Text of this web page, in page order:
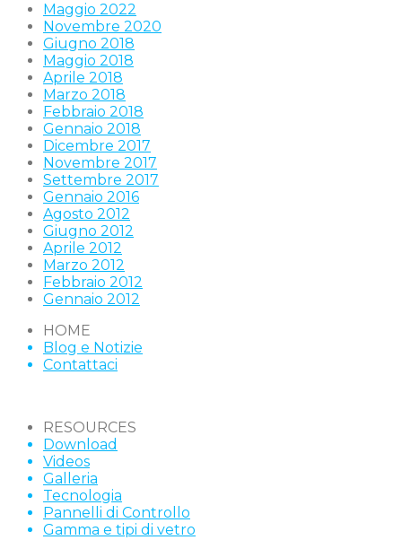
Maggio 2022
Novembre 2020
Giugno 2018
Maggio 2018
Aprile 2018
Marzo 2018
Febbraio 2018
Gennaio 2018
Dicembre 2017
Novembre 2017
Settembre 2017
Gennaio 2016
Agosto 2012
Giugno 2012
Aprile 2012
Marzo 2012
Febbraio 2012
Gennaio 2012
HOME
Blog e Notizie
Contattaci
RESOURCES
Download
Videos
Galleria
Tecnologia
Pannelli di Controllo
Gamma e tipi di vetro